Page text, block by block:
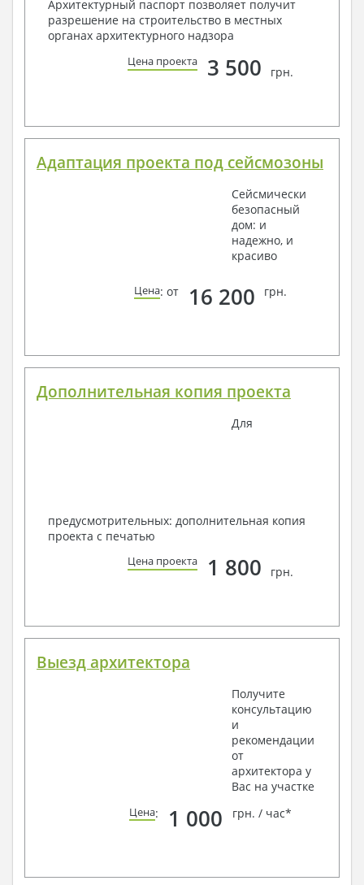
Архитектурный паспорт позволяет получит
разрешение на строительство в местных
органах архитектурного надзора
Цена проекта 3 500 грн.
Адаптация проекта под сейсмозоны
Сейсмически
безопасный
дом: и
надежно, и
красиво
Цена: от 16 200 грн.
Дополнительная копия проекта
Для
предусмотрительных: дополнительная копия
проекта с печатью
Цена проекта 1 800 грн.
Выезд архитектора
Получите
консультацию
и
рекомендации
от
архитектора у
Вас на участке
Цена: 1 000 грн. / час*